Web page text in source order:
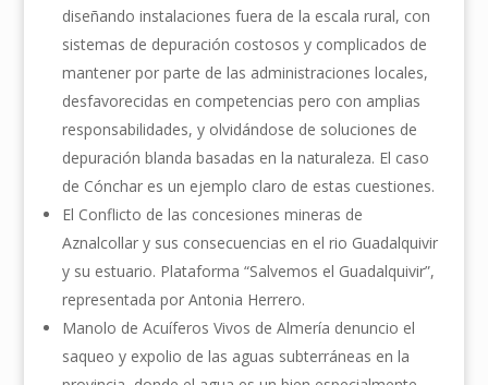
diseñando instalaciones fuera de la escala rural, con
sistemas de depuración costosos y complicados de
mantener por parte de las administraciones locales,
desfavorecidas en competencias pero con amplias
responsabilidades, y olvidándose de soluciones de
depuración blanda basadas en la naturaleza. El caso
de Cónchar es un ejemplo claro de estas cuestiones.
El Conflicto de las concesiones mineras de
Aznalcollar y sus consecuencias en el rio Guadalquivir
y su estuario. Plataforma “Salvemos el Guadalquivir”,
representada por Antonia Herrero.
Manolo de Acuíferos Vivos de Almería denuncio el
saqueo y expolio de las aguas subterráneas en la